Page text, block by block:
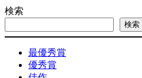
の
ペ
ジ
ー
ジ
検索
検索
最優秀賞
優秀賞